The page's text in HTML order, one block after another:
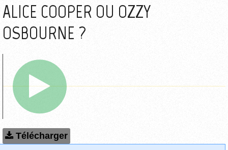
ALICE COOPER OU OZZY
OSBOURNE ?
Télécharger